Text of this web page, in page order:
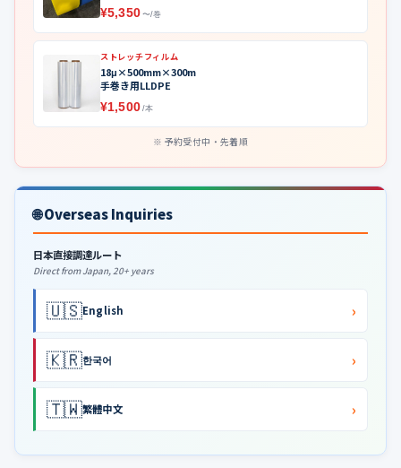
¥5,350 〜/巻
ストレッチフィルム
18μ×500mm×300m
手巻き用LLDPE
¥1,500 /本
予約受付中・先着順
🌐 Overseas Inquiries
日本直接調達ルート
Direct from Japan, 20+ years
🇺🇸English ›
🇰🇷한국어 ›
🇹🇼繁體中文 ›